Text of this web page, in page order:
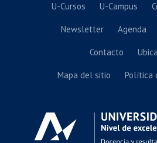
U-Cursos U-Campus
Newsletter Agenda
Contacto
Mapa del sitio Política